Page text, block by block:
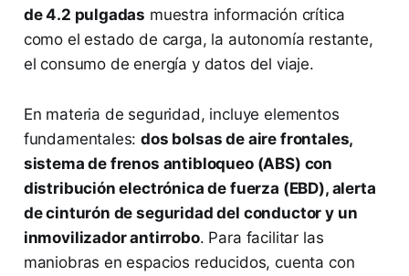
de 4.2 pulgadas muestra información crítica
como el estado de carga, la autonomía restante,
el consumo de energía y datos del viaje.
En materia de seguridad, incluye elementos
fundamentales:dos bolsas de aire frontales,
sistema de frenos antibloqueo (ABS) con
distribución electrónica de fuerza (EBD), alerta
de cinturón de seguridad del conductor y un
inmovilizador antirrobo. Para facilitar las
maniobras en espacios reducidos, cuenta con